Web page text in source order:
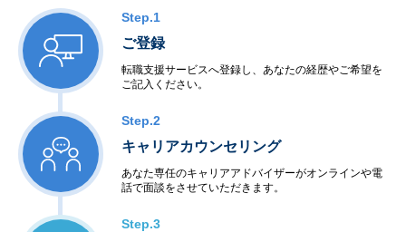
Step.1
ご登録
転職支援サービスへ登録し、あなたの経歴やご希望を
ご記入ください。
Step.2
キャリアカウンセリング
あなた専任のキャリアアドバイザーがオンラインや電
話で面談をさせていただきます。
Step.3